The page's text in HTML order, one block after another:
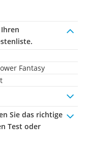
Fantasy
Sie das richtige
Test oder